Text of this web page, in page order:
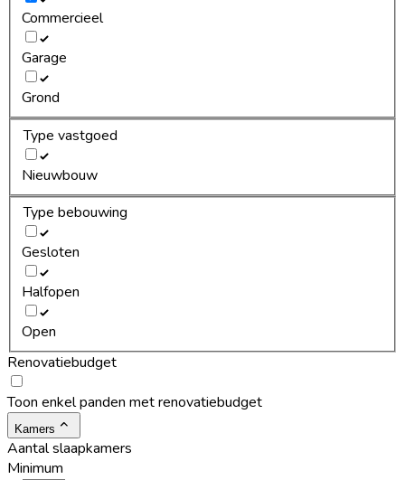
Commercieel
Garage
Grond
Type vastgoed
Nieuwbouw
Type bebouwing
Gesloten
Halfopen
Open
Renovatiebudget
Toon enkel panden met renovatiebudget
Kamers
Aantal slaapkamers
Minimum